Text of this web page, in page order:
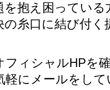
を抱え困っている
の糸口に結び付く
フィシャルHPを
軽にメールをし